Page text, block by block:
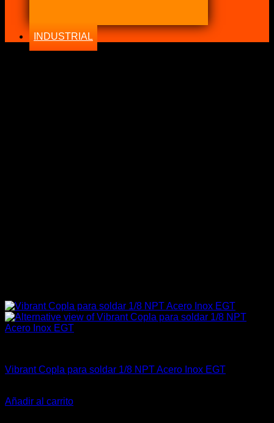
INDUSTRIAL
Vibrant Copla para soldar 1/8 NPT Acero Inox EGT
precio
Añadir al carrito